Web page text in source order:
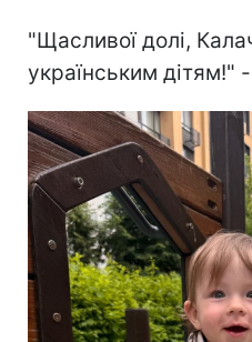
"Щасливої долі,
українським дітям!"